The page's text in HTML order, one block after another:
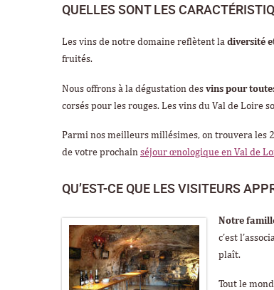
QUELLES SONT LES
Les vins de notre domaine reflètent la diversité
fruités.
Nous offrons à la dégustation des vins pour
corsés pour les rouges. Les vins du Val de Loire
Parmi nos meilleurs millésimes, on trouvera les
de votre prochain séjour œnologique en Val de
QU’EST-CE QUE LES VISITEURS
Notre
c’est
plaît.
Tout le